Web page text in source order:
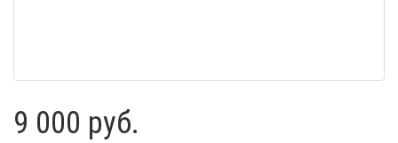
9 000 руб.